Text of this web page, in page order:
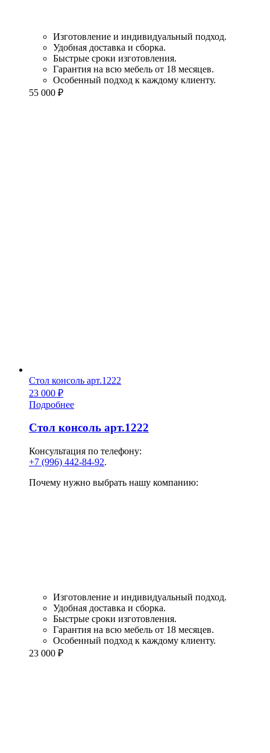
Изготовление и индивидуальный подход.
Удобная доставка и сборка.
Быстрые сроки изготовления.
Гарантия на всю мебель от 18 месяцев.
Особенный подход к каждому клиенту.
55 000 ₽
Стол консоль арт.1222
23 000 ₽
Подробнее
Стол консоль арт.1222
Консультация по телефону:
+7 (996) 442-84-92.
Почему нужно выбрать нашу компанию:
Изготовление и индивидуальный подход.
Удобная доставка и сборка.
Быстрые сроки изготовления.
Гарантия на всю мебель от 18 месяцев.
Особенный подход к каждому клиенту.
23 000 ₽